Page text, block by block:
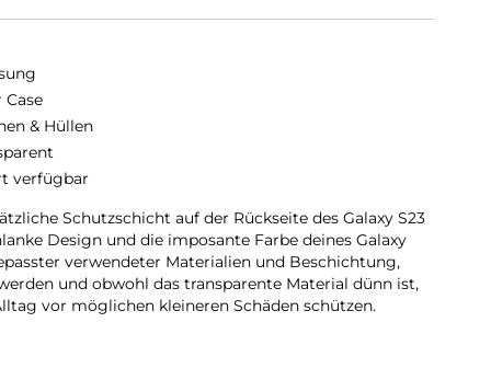
Case
& Hüllen
verfügbar
Schutzschicht auf der Rückseite des Galaxy S23
Design und die imposante Farbe deines Galaxy
verwendeter Materialien und Beschichtung,
und obwohl das transparente Material dünn ist,
vor möglichen kleineren Schäden schützen.